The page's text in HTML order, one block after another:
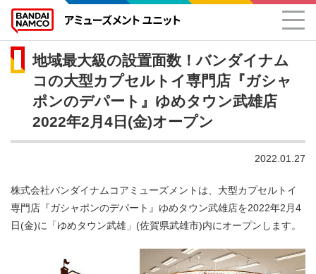
地域最大級の設置面数！バンダイナム
コの大型カプセルトイ専門店『ガシャ
ポンのデパート』ゆめタウン武雄店
2022年2月4日(金)オープン
2022.01.27
株式会社バンダイナムコアミューズメントは、大型カプセルトイ
専門店『ガシャポンのデパート』ゆめタウン武雄店を2022年2月4
日(金)に「ゆめタウン武雄」(佐賀県武雄市)内にオープンします。